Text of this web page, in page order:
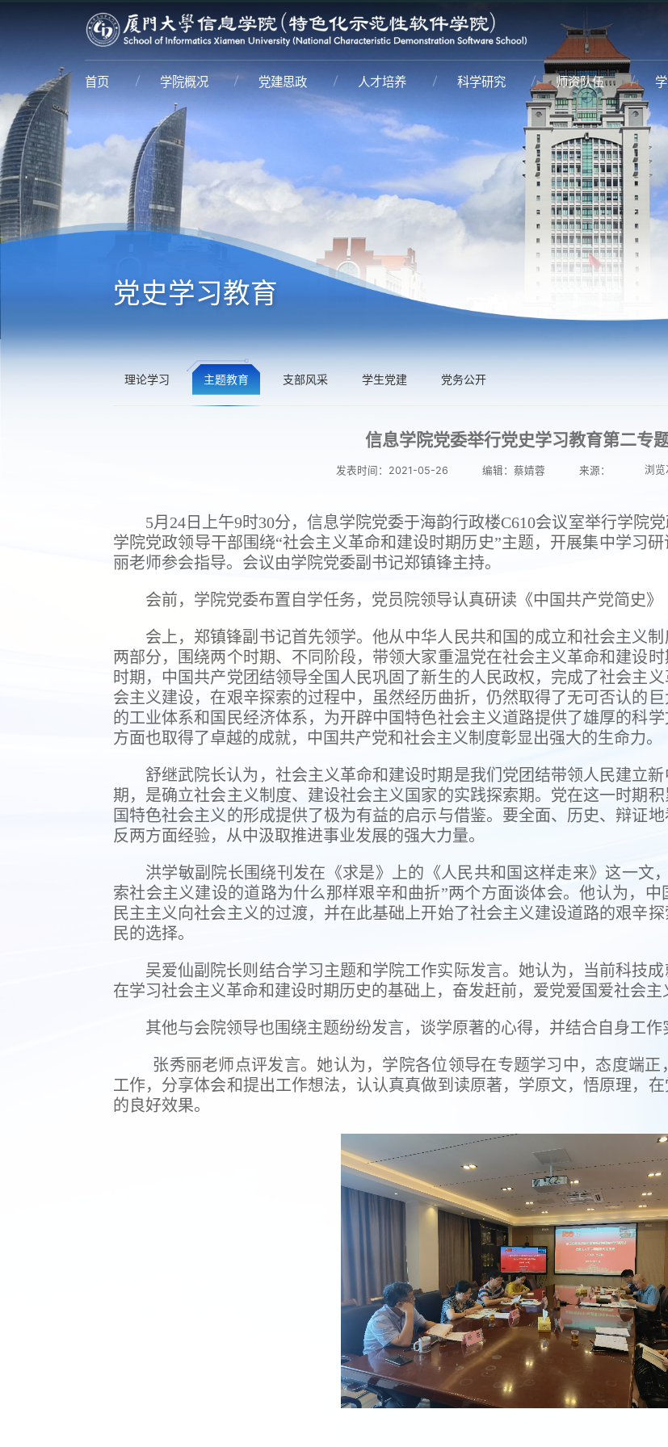
首页 学院概况 党建思政 人才培养 科学研究 师资队伍
党史学习教育
理论学习 主题教育 支部风采 学生党建 党务公开
信息学院党委举行党史学习教育第二专
发表时间：2021-05-26 编辑：蔡婧蓉 来源： 浏览
5月24日上午9时30分，信息学院党委于海韵行政楼C610会议室举行学院
学院党政领导干部围绕“社会主义革命和建设时期历史”主题，开展集中学习
丽老师参会指导。会议由学院党委副书记郑镇锋主持。
会前，学院党委布置自学任务，党员院领导认真研读《中国共产党简史》
会上，郑镇锋副书记首先领学。他从中华人民共和国的成立和社会主义
两部分，围绕两个时期、不同阶段，带领大家重温党在社会主义革命和建设
时期，中国共产党团结领导全国人民巩固了新生的人民政权，完成了社会主
会主义建设，在艰辛探索的过程中，虽然经历曲折，仍然取得了无可否认的
的工业体系和国民经济体系，为开辟中国特色社会主义道路提供了雄厚的科
方面也取得了卓越的成就，中国共产党和社会主义制度彰显出强大的生命力。
舒继武院长认为，社会主义革命和建设时期是我们党团结带领人民建立
期，是确立社会主义制度、建设社会主义国家的实践探索期。党在这一时期
国特色社会主义的形成提供了极为有益的启示与借鉴。要全面、历史、辩证
反两方面经验，从中汲取推进事业发展的强大力量。
洪学敏副院长围绕刊发在《求是》上的《人民共和国这样走来》这一文
索社会主义建设的道路为什么那样艰辛和曲折”两个方面谈体会。他认为，
民主主义向社会主义的过渡，并在此基础上开始了社会主义建设道路的艰辛
民的选择。
吴爱仙副院长则结合学习主题和学院工作实际发言。她认为，当前科技
在学习社会主义革命和建设时期历史的基础上，奋发赶前，爱党爱国爱社会主
其他与会院领导也围绕主题纷纷发言，谈学原著的心得，并结合自身工作
张秀丽老师点评发言。她认为，学院各位领导在专题学习中，态度端
工作，分享体会和提出工作想法，认认真真做到读原著，学原文，悟原理，
的良好效果。